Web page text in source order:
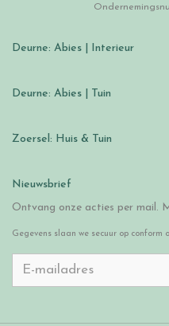
Deurne: Abies | Interieur
Deurne: Abies | Tuin
Zoersel: Huis & Tuin
Nieuwsbrief
Ontvang onze acties per mail.
Gegevens slaan we secuur op conform